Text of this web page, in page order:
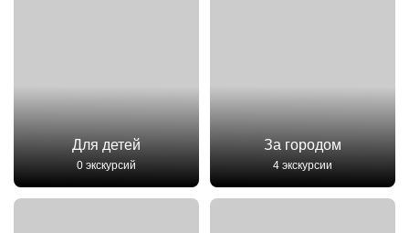
Для детей
0 экскурсий
За городом
4 экскурсии